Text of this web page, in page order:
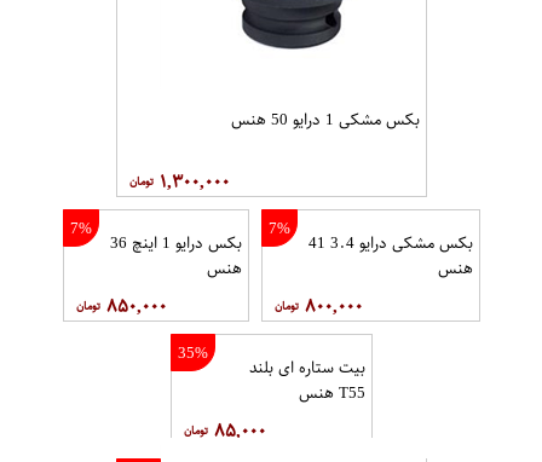
بکس مشکی 1 درایو 50 هنس
۱,۳۰۰,۰۰۰
7%
بکس مشکی درایو 3.4 41
هنس
۸۰۰,۰۰۰
7%
بکس درایو 1 اینچ 36
هنس
۸۵۰,۰۰۰
35%
بیت ستاره ای بلند
T55 هنس
۸۵,۰۰۰